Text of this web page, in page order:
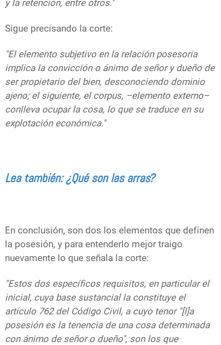
y la retención, entre otros."
Sigue precisando la corte:
"El elemento subjetivo en la relación posesoria
implica la convicción o ánimo de señor y dueño de
ser propietario del bien, desconociendo dominio
ajeno; el siguiente, el corpus, –elemento externo–
conlleva ocupar la cosa, lo que se traduce en su
explotación económica."
Lea también: ¿Qué son las arras?
En conclusión, son dos los elementos que definen
la posesión, y para entenderlo mejor traigo
nuevamente lo que señala la corte:
"Estos dos específicos requisitos, en particular el
inicial, cuya base sustancial la constituye el
artículo 762 del Código Civil, a cuyo tenor "[l]a
posesión es la tenencia de una cosa determinada
con ánimo de señor o dueño", son los que